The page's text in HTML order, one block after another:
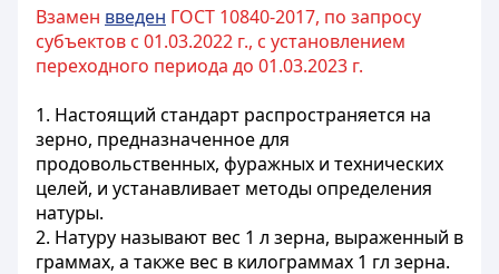
Взамен введен ГОСТ 10840-2017, по запросу
субъектов с 01.03.2022 г., с установлением
переходного периода до 01.03.2023 г.
1. Настоящий стандарт распространяется на
зерно, предназначенное для
продовольственных, фуражных и технических
целей, и устанавливает методы определения
натуры.
2. Натуру называют вес 1 л зерна, выраженный в
граммах, а также вес в килограммах 1 гл зерна.